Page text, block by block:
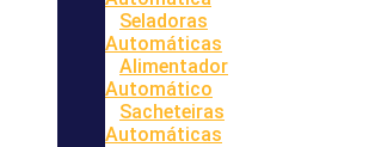
Seladoras
Automáticas
Alimentador
Automático
Sacheteiras
Automáticas